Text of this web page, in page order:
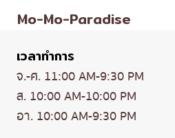
Mo-Mo-Paradise
เวลาทำการ
จ.-ศ. 11:00 AM-9:30 PM
ส. 10:00 AM-10:00 PM
อา. 10:00 AM-9:30 PM